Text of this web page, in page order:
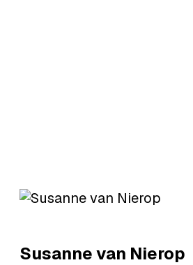
Susannevan Nierop